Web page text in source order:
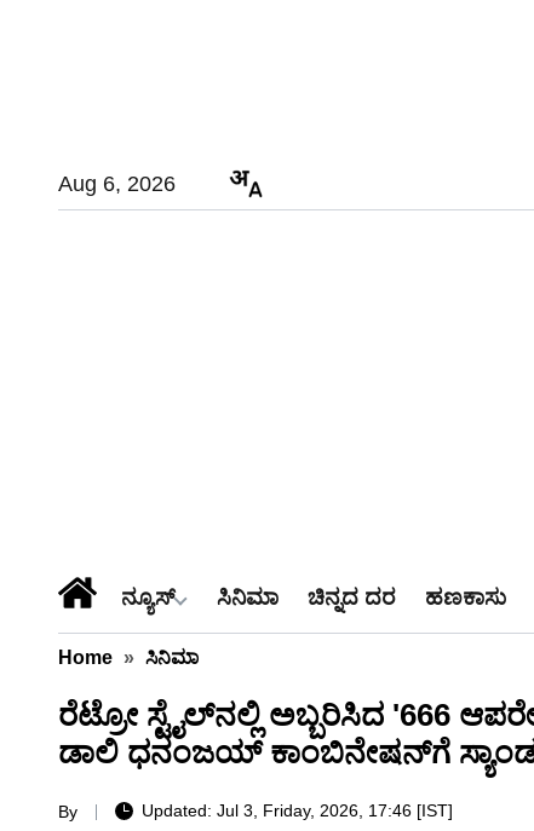
Aug 6, 2026
ನ್ಯೂಸ್ ಸಿನಿಮಾ ಚಿನ್ನದ ದರ ಹಣಕಾಸು
Home » ಸಿನಿಮಾ
ರೆಟ್ರೋ ಸ್ಟೈಲ್‌ನಲ್ಲಿ ಅಬ್ಬರಿಸಿದ '666
ಡಾಲಿ ಧನಂಜಯ್ ಕಾಂಬಿನೇಷನ್‌ಗೆ
By Updated: Jul 3, Friday, 2026, 17:46 [IST]